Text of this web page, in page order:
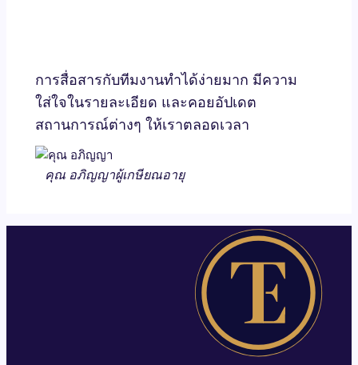
การสื่อสารกับทีมงานทำได้ง่ายมาก มีความ
ใส่ใจในรายละเอียด และคอยอัปเดต
สถานการณ์ต่างๆ ให้เราตลอดเวลา